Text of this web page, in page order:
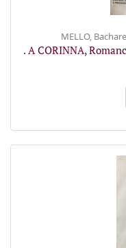
MELLO,
. A CORINNA,